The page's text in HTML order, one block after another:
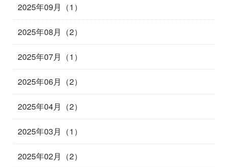
2025年09月（1）
2025年08月（2）
2025年07月（1）
2025年06月（2）
2025年04月（2）
2025年03月（1）
2025年02月（2）